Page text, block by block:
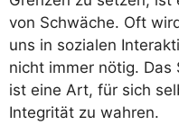
von Schwäche. Oft
uns in sozialen
nicht immer nötig. Das
ist eine Art, für sich
Integrität zu wahren.